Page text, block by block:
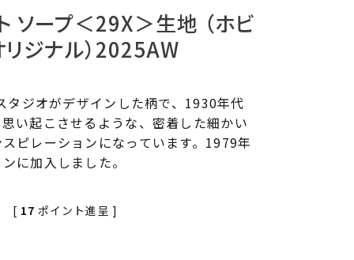
ソープ＜29X＞生地 （ホビ
ジナル）2025AW
タジオがデザインした柄で、1930年代
い起こさせるような、密着した細かい
ピレーションになっています。1979年
に加入しました。
[ 17 ポイント進呈 ]